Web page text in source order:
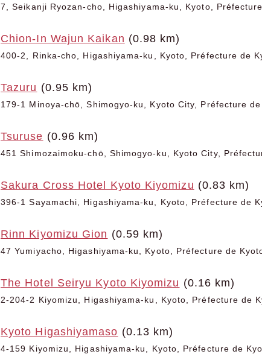
7, Seikanji Ryozan-cho, Higashiyama-ku, Kyoto,
Chion-In Wajun Kaikan (0.98 km)
400-2, Rinka-cho, Higashiyama-ku, Kyoto, Préfecture de
Tazuru (0.95 km)
179-1 Minoya-chō, Shimogyo-ku, Kyoto City, Préfecture
Tsuruse (0.96 km)
451 Shimozaimoku-chō, Shimogyo-ku, Kyoto City,
Sakura Cross Hotel Kyoto Kiyomizu (0.83 km)
396-1 Sayamachi, Higashiyama-ku, Kyoto, Préfecture de
Rinn Kiyomizu Gion (0.59 km)
47 Yumiyacho, Higashiyama-ku, Kyoto, Préfecture de
The Hotel Seiryu Kyoto Kiyomizu (0.16 km)
2-204-2 Kiyomizu, Higashiyama-ku, Kyoto, Préfecture de
Kyoto Higashiyamaso (0.13 km)
4-159 Kiyomizu, Higashiyama-ku, Kyoto, Préfecture de